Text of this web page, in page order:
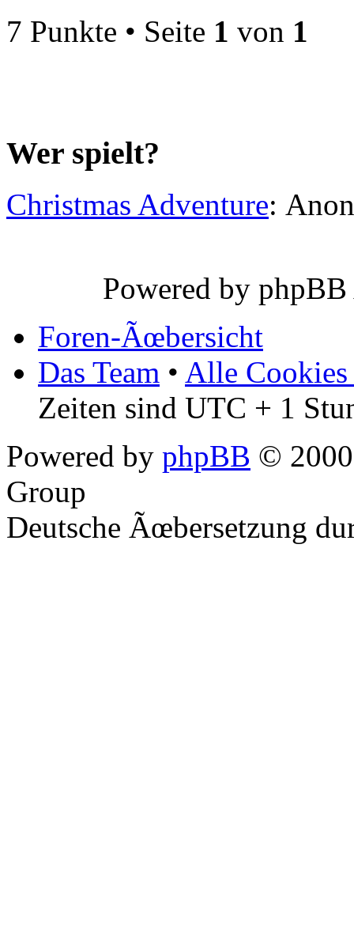
7 Punkte • Seite 1 von 1
Wer spielt?
Christmas Adventure:
Powered by
Foren-Ãœbersicht
Das Team • Alle Cookies
Zeiten sind UTC + 1
Powered by phpBB ©
Group
Deutsche Ãœbersetzung